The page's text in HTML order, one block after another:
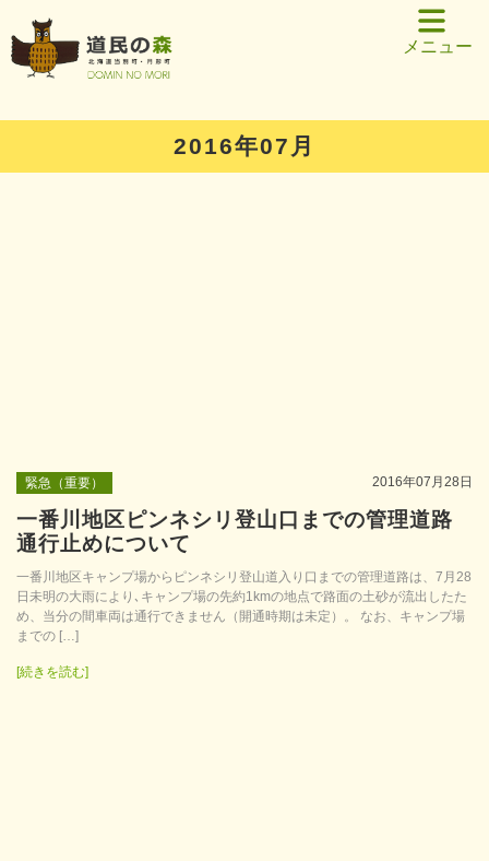
メニュー
2016年07月
緊急（重要） 2016年07月28日
一番川地区ピンネシリ登山口までの管理道路
通行止めについて
一番川地区キャンプ場からピンネシリ登山道入り口までの管理道路は、7月28
日未明の大雨により､キャンプ場の先約1kmの地点で路面の土砂が流出したた
め、当分の間車両は通行できません（開通時期は未定）。 なお、キャンプ場
までの […]
[続きを読む]